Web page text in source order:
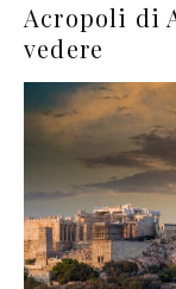
Acropoli di
vedere